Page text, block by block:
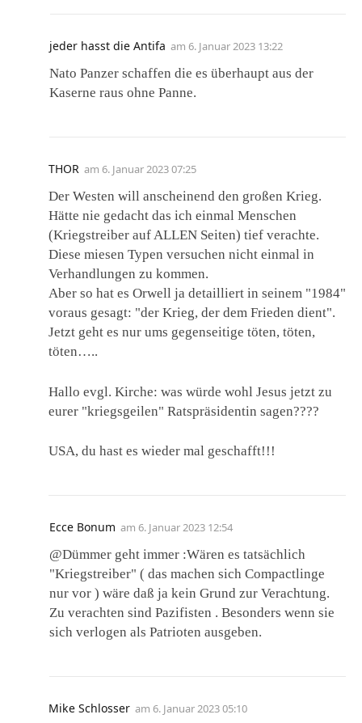
jeder hasst die Antifa am 6. Januar 2023 13:22
Nato Panzer schaffen die es überhaupt aus der
Kaserne raus ohne Panne.
THOR am 6. Januar 2023 07:25
Der Westen will anscheinend den großen Krieg.
Hätte nie gedacht das ich einmal Menschen
(Kriegstreiber auf ALLEN Seiten) tief verachte.
Diese miesen Typen versuchen nicht einmal in
Verhandlungen zu kommen.
Aber so hat es Orwell ja detailliert in seinem "1984"
voraus gesagt: "der Krieg, der dem Frieden dient".
Jetzt geht es nur ums gegenseitige töten, töten,
töten…..
Hallo evgl. Kirche: was würde wohl Jesus jetzt zu
eurer "kriegsgeilen" Ratspräsidentin sagen????
USA, du hast es wieder mal geschafft!!!
Ecce Bonum am 6. Januar 2023 12:54
@Dümmer geht immer :Wären es tatsächlich
"Kriegstreiber" ( das machen sich Compactlinge
nur vor ) wäre daß ja kein Grund zur Verachtung.
Zu verachten sind Pazifisten . Besonders wenn sie
sich verlogen als Patrioten ausgeben.
Mike Schlosser am 6. Januar 2023 05:10